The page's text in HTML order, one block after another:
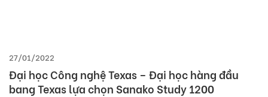
27/01/2022
Đại học Công nghệ Texas – Đại học hàng đầu
bang Texas lựa chọn Sanako Study 1200